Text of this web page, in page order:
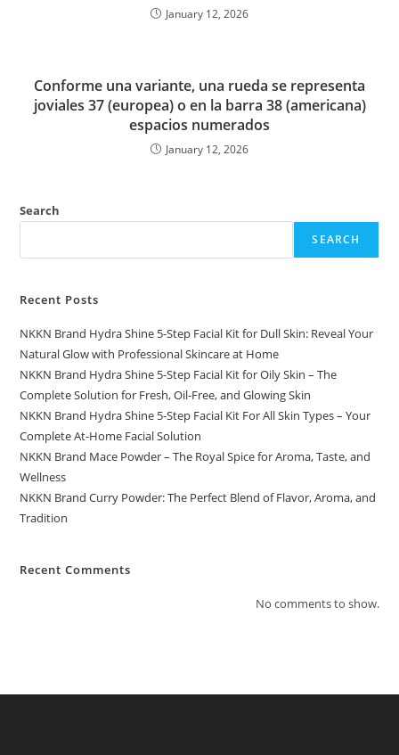
January 12, 2026
Conforme una variante, una rueda se representa
joviales 37 (europea) o en la barra 38 (americana)
espacios numerados
January 12, 2026
Search
SEARCH
Recent Posts
NKKN Brand Hydra Shine 5-Step Facial Kit for Dull Skin: Reveal Your
Natural Glow with Professional Skincare at Home
NKKN Brand Hydra Shine 5-Step Facial Kit for Oily Skin – The
Complete Solution for Fresh, Oil-Free, and Glowing Skin
NKKN Brand Hydra Shine 5-Step Facial Kit For All Skin Types – Your
Complete At-Home Facial Solution
NKKN Brand Mace Powder – The Royal Spice for Aroma, Taste, and
Wellness
NKKN Brand Curry Powder: The Perfect Blend of Flavor, Aroma, and
Tradition
Recent Comments
No comments to show.